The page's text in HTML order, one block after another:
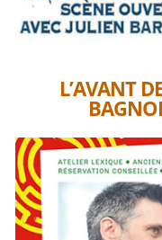
L’AVANT